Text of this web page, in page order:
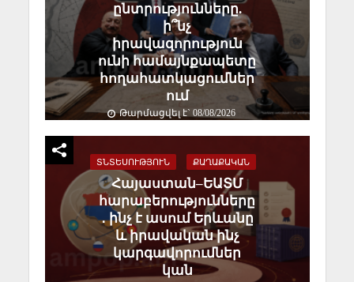
ընտրությունները.
ի՞նչ
իրավազորություն
ունի համայնքապետը
հողահատկացումներ
ում
Թարմացվել է` 08/08/2026
ՏՆՏԵՍՈՒԹՅՈՒՆ ՔԱՂԱՔԱԿԱՆ
Հայաստան–ԵԱՏՄ
հարաբերությունները
․ ինչ է ասում Երևանը
և իրավական ինչ
կարգավորումներ
կան